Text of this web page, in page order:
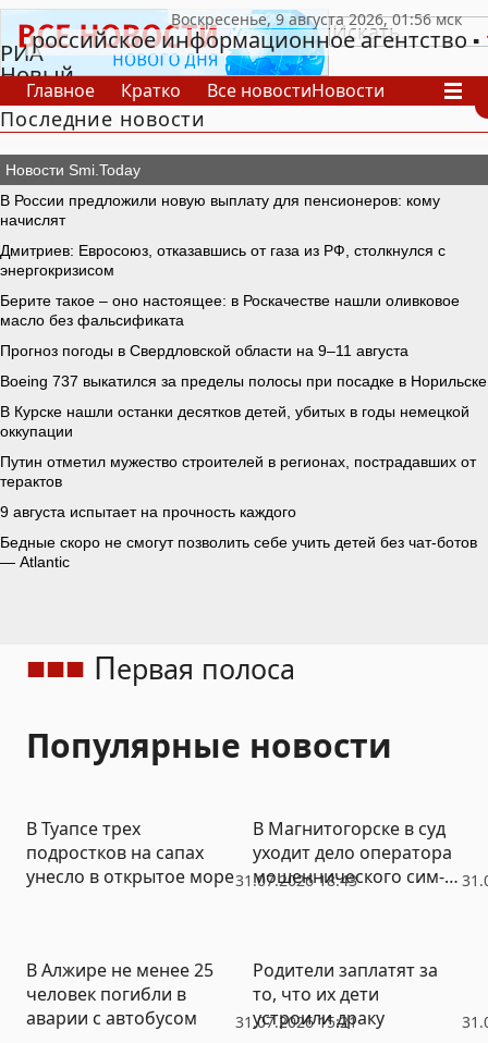
РИА
Новый
День
российское информационное агентство
Главное Кратко Все новостиНовости
В России
В мире
СпецпроектыПроекты Архив
Последние новости
Первая полоса
Популярные новости
31.07.2026 18:43
В Туапсе трех
подростков на сапах
унесло в открытое море
В Магнитогорске в суд
уходит дело оператора
мошеннического сим-
31.07.2026 15:21
В Алжире не менее 25
человек погибли в
аварии с автобусом
Родители заплатят за
то, что их дети
устроили драку